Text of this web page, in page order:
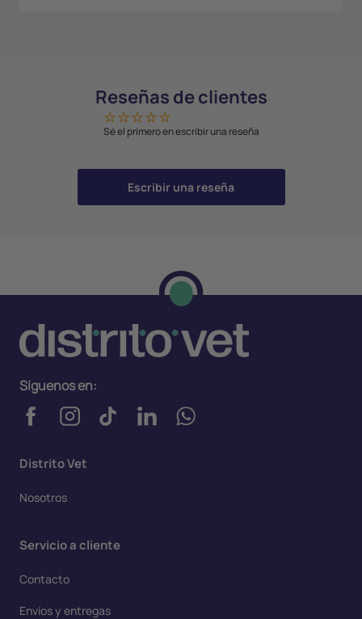
Reseñas de clientes
Sé el primero en escribir una reseña
Escribir una reseña
Distrito Vet
Nosotros
Servicio a cliente
Contacto
Envíos y entregas
Síguenos en: